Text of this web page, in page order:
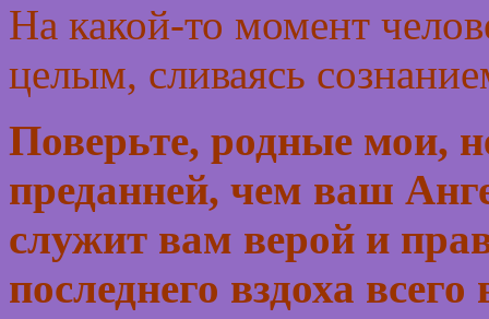
На какой-то момент
целым, сливаясь
Поверьте, родные мои,
преданней, чем ваш
служит вам верой и
последнего вздоха